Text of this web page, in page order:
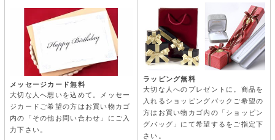
メッセージカード無料
大切な人へ想いを込めて。メッセー
ジカードご希望の方はお買い物カゴ
内の「その他お問い合わせ」にご入
力下さい。
ラッピング無料
大切な人へのプレゼントに。商品を
入れるショッピングバックご希望の
方はお買い物カゴ内の「ショッピン
グバッグ」にて希望するをご指定下
さい。